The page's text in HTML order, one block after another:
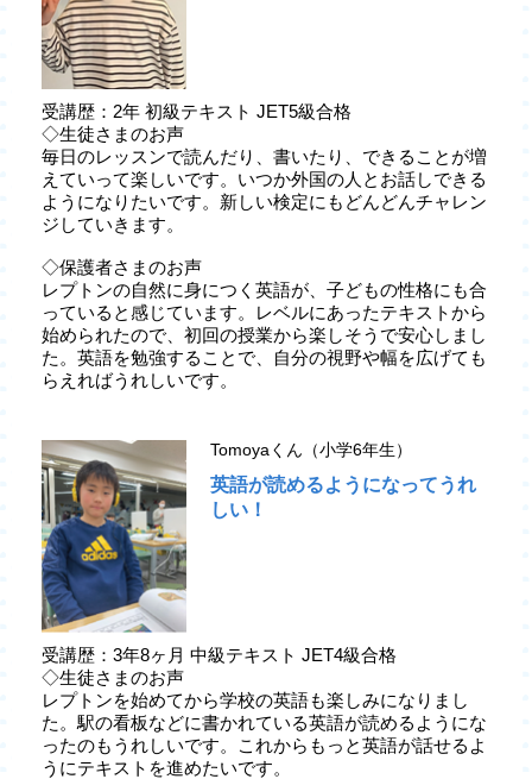
受講歴：2年 初級テキスト JET5級合格
◇生徒さまのお声
毎日のレッスンで読んだり、書いたり、できることが増
えていって楽しいです。いつか外国の人とお話しできる
ようになりたいです。新しい検定にもどんどんチャレン
ジしていきます。
◇保護者さまのお声
レプトンの自然に身につく英語が、子どもの性格にも合
っていると感じています。レベルにあったテキストから
始められたので、初回の授業から楽しそうで安心しまし
た。英語を勉強することで、自分の視野や幅を広げても
らえればうれしいです。
Tomoyaくん（小学6年生）
英語が読めるようになってうれ
しい！
受講歴：3年8ヶ月 中級テキスト JET4級合格
◇生徒さまのお声
レプトンを始めてから学校の英語も楽しみになりまし
た。駅の看板などに書かれている英語が読めるようにな
ったのもうれしいです。これからもっと英語が話せるよ
うにテキストを進めたいです。